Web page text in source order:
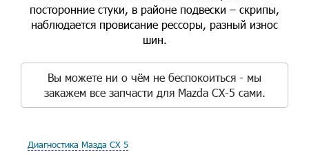
посторонние стуки, в районе подвески – скрипы,
наблюдается провисание рессоры, разный износ
шин.
Вы можете ни о чём не беспокоиться - мы
закажем все запчасти для Mazda CX-5 сами.
Диагностика Мазда СХ 5